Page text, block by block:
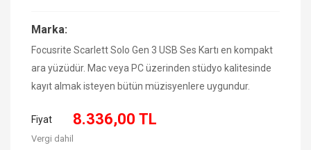
Marka:
Focusrite Scarlett Solo Gen 3 USB Ses Kartı en kompakt
ara yüzüdür. Mac veya PC üzerinden stüdyo kalitesinde
kayıt almak isteyen bütün müzisyenlere uygundur.
Fiyat 8.336,00 TL
Vergi dahil